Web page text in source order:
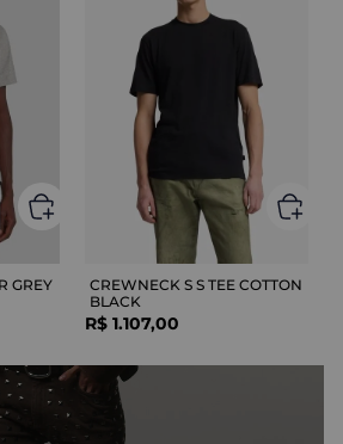
GREY
CREWNECK S S TEE COTTON
BLACK
R$ 1.107,00